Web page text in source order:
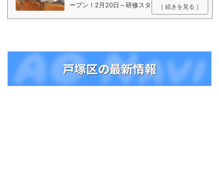
ープン！2月20日～研修スタート パンのにお
いに幸せを感じてしまう… そんなあなたにピ
［ 続きを見る ］
戸塚区の最新情報